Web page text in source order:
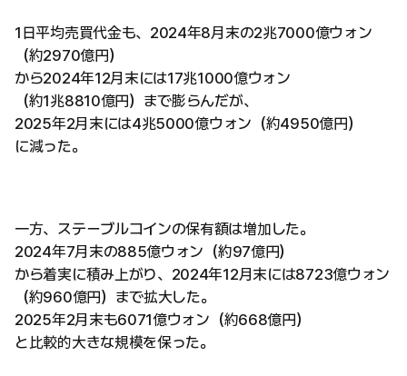
1日平均売買代金も、2024年8月末の2兆7000億ウォン
（約2970億円）
から2024年12月末には17兆1000億ウォン
（約1兆8810億円）まで膨らんだが、
2025年2月末には4兆5000億ウォン（約4950億円）
に減った。
一方、ステーブルコインの保有額は増加した。
2024年7月末の885億ウォン（約97億円）
から着実に積み上がり、2024年12月末には8723億ウォン
（約960億円）まで拡大した。
2025年2月末も6071億ウォン（約668億円）
と比較的大きな規模を保った。